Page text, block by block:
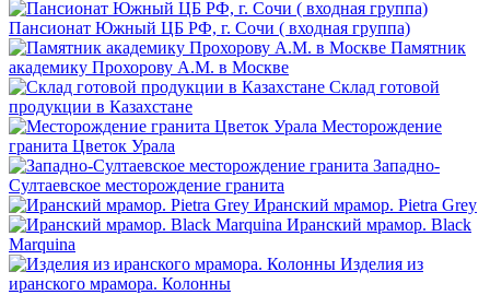
Пансионат Южный ЦБ РФ, г. Сочи ( входная группа)
Памятник
академику Прохорову А.М. в Москве
Склад готовой
продукции в Казахстане
Месторождение
гранита Цветок Урала
Западно-
Султаевское месторождение гранита
Иранский мрамор. Pietra Grey
Иранский мрамор. Black
Marquina
Изделия из
иранского мрамора. Колонны